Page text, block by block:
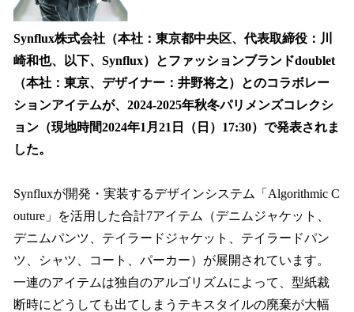
す
Synflux株式会社（本社：東京都中央区、代表取締役：川
崎和也、以下、Synflux）とファッションブランドdoublet
（本社：東京、デザイナー：井野将之）とのコラボレー
ションアイテムが、2024-2025年秋冬パリメンズコレクシ
ョン（現地時間2024年1月21日（日）17:30）で発表されま
した。
Synfluxが開発・実装するデザインシステム「Algorithmic C
outure」を活用した合計7アイテム（デニムジャケット、
デニムパンツ、テイラードジャケット、テイラードパン
ツ、シャツ、コート、パーカー）が展開されています。
一連のアイテムは独自のアルゴリズムによって、型紙裁
断時にどうしても出てしまうテキスタイルの廃棄が大幅